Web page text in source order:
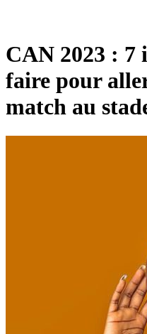
CAN 2023 : 7
faire pour
match au